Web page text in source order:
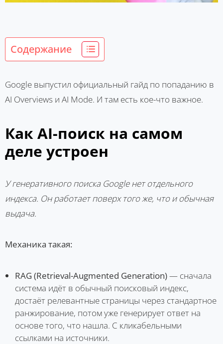
Содержание
Google выпустил официальный гайд по попаданию в
AI Overviews и AI Mode. И там есть кое-что важное.
Как AI-поиск на самом
деле устроен
У генеративного поиска Google нет отдельного
индекса. Он работает поверх того же, что и обычная
выдача.
Механика такая:
RAG (Retrieval-Augmented Generation)— сначала
система идёт в обычный поисковый индекс,
достаёт релевантные страницы через стандартное
ранжирование, потом уже генерирует ответ на
основе того, что нашла. С кликабельными
ссылками на источники.